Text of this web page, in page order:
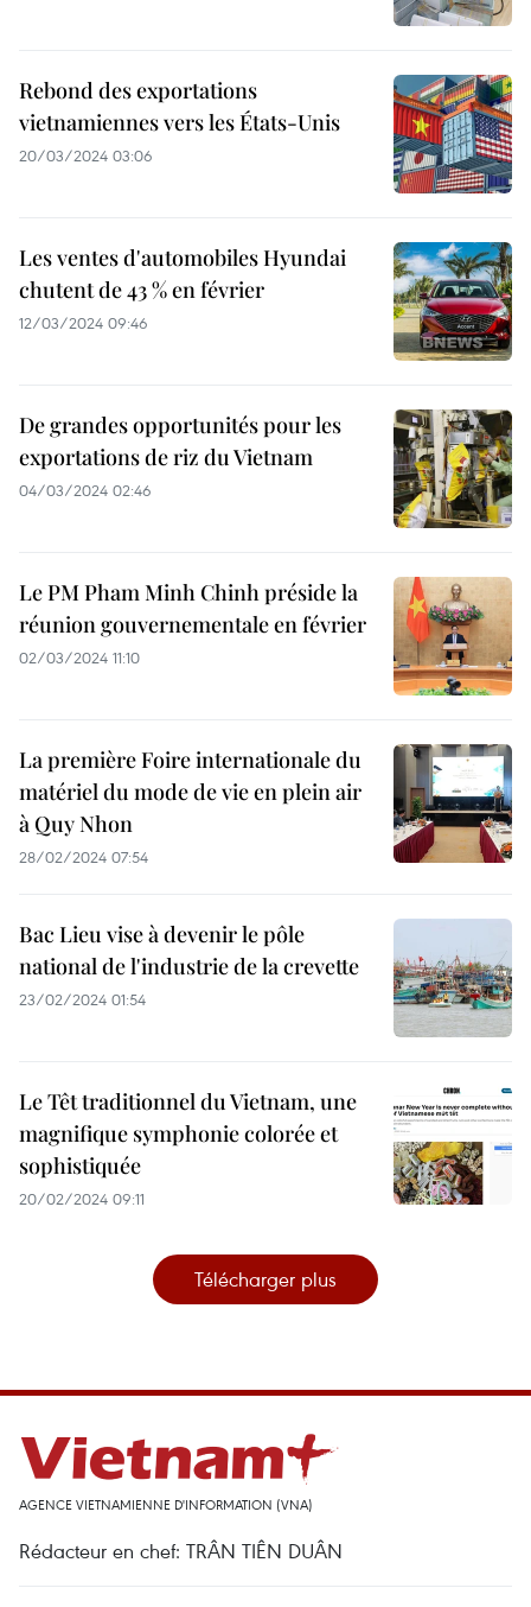
Rebond des exportations
vietnamiennes vers les États-Unis
20/03/2024 03:06
Les ventes d'automobiles Hyundai
chutent de 43 % en février
12/03/2024 09:46
De grandes opportunités pour les
exportations de riz du Vietnam
04/03/2024 02:46
Le PM Pham Minh Chinh préside la
réunion gouvernementale en février
02/03/2024 11:10
La première Foire internationale du
matériel du mode de vie en plein air
à Quy Nhon
28/02/2024 07:54
Bac Lieu vise à devenir le pôle
national de l'industrie de la crevette
23/02/2024 01:54
Le Têt traditionnel du Vietnam, une
magnifique symphonie colorée et
sophistiquée
20/02/2024 09:11
Télécharger plus
AGENCE VIETNAMIENNE D'INFORMATION (VNA)
Rédacteur en chef: TRÂN TIÊN DUÂN